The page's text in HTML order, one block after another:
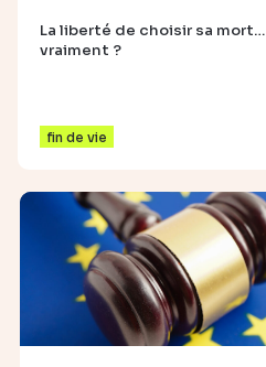
La liberté de choisir sa mort…
vraiment ?
fin de vie